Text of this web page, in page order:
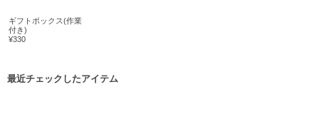
ギフトボックス(作業
付き)
¥330
最近チェックしたアイテム